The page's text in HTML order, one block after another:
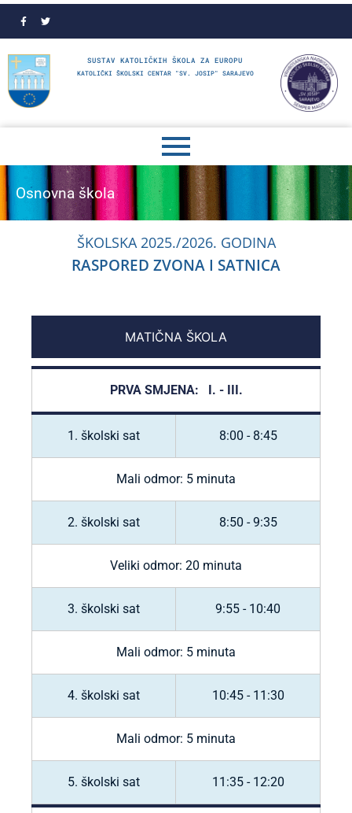
SUSTAV KATOLIČKIH ŠKOLA ZA EUROPU
KATOLIČKI ŠKOLSKI CENTAR "SV. JOSIP" SARAJEVO
Osnovna škola
ŠKOLSKA 2025./2026. GODINA
RASPORED ZVONA I SATNICA
MATIČNA ŠKOLA
PRVA SMJENA: I. - III.
1. školski sat 8:00 - 8:45
Mali odmor: 5 minuta
2. školski sat 8:50 - 9:35
Veliki odmor: 20 minuta
3. školski sat 9:55 - 10:40
Mali odmor: 5 minuta
4. školski sat 10:45 - 11:30
Mali odmor: 5 minuta
5. školski sat 11:35 - 12:20